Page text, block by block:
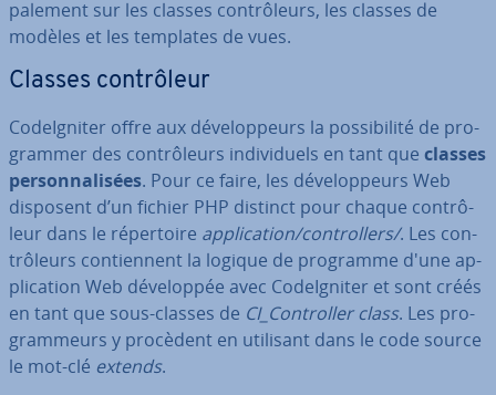
pa­le­ment sur les classes con­trô­leurs, les classes de
modèles et les templates de vues.
Classes con­trô­leur
Co­deIg­ni­ter offre aux dé­ve­lop­peurs la pos­si­bi­lité de pro­
gram­mer des con­trô­leurs in­di­vi­duels en tant que classes
per­son­na­li­sées. Pour ce faire, les dé­ve­lop­peurs Web
disposent d’un fichier PHP distinct pour chaque con­trô­
leur dans le ré­per­toire ap­pli­ca­tion/con­trol­lers/. Les con­
trô­leurs con­tien­nent la logique de programme d'une ap­
pli­ca­tion Web dé­ve­lop­pée avec Co­deIg­ni­ter et sont créés
en tant que sous-classes de CI_Con­trol­ler class. Les pro­
gram­meurs y procèdent en utilisant dans le code source
le mot-clé extends.